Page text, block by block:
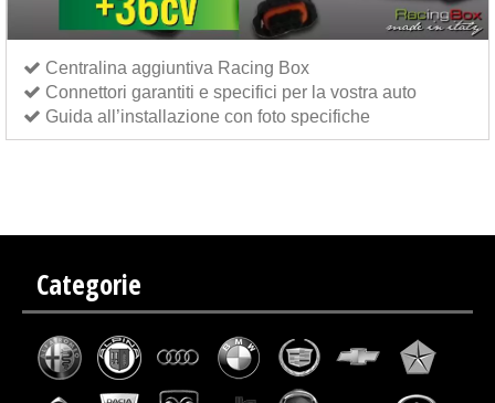
Centralina aggiuntiva Racing Box
Connettori garantiti e specifici per la vostra auto
Guida all’installazione con foto specifiche
Categorie